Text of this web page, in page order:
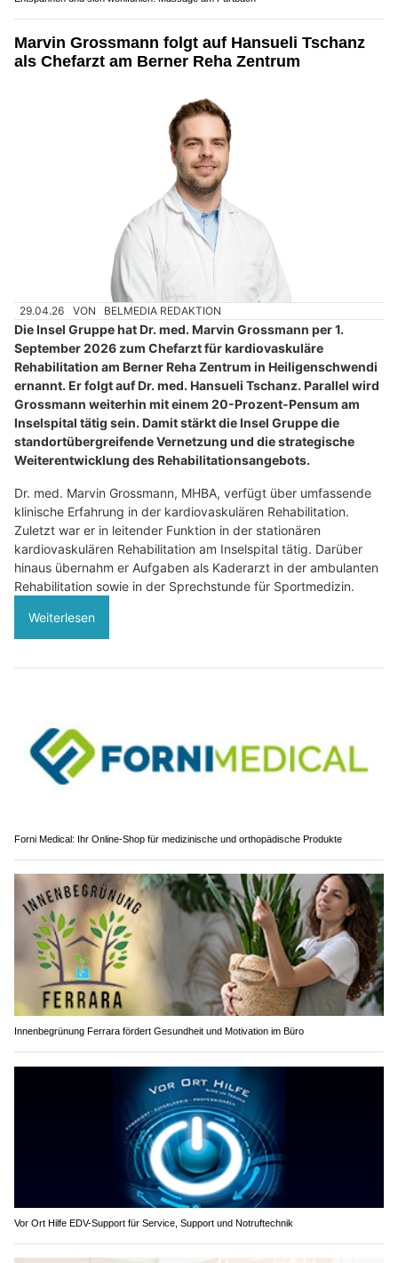
Marvin Grossmann folgt auf Hansueli Tschanz
als Chefarzt am Berner Reha Zentrum
29.04.26 VON BELMEDIA REDAKTION
Die Insel Gruppe hat Dr. med. Marvin Grossmann per 1.
September 2026 zum Chefarzt für kardiovaskuläre
Rehabilitation am Berner Reha Zentrum in Heiligenschwendi
ernannt. Er folgt auf Dr. med. Hansueli Tschanz. Parallel wird
Grossmann weiterhin mit einem 20-Prozent-Pensum am
Inselspital tätig sein. Damit stärkt die Insel Gruppe die
standortübergreifende Vernetzung und die strategische
Weiterentwicklung des Rehabilitationsangebots.
Dr. med. Marvin Grossmann, MHBA, verfügt über umfassende
klinische Erfahrung in der kardiovaskulären Rehabilitation.
Zuletzt war er in leitender Funktion in der stationären
kardiovaskulären Rehabilitation am Inselspital tätig. Darüber
hinaus übernahm er Aufgaben als Kaderarzt in der ambulanten
Rehabilitation sowie in der Sprechstunde für Sportmedizin.
Weiterlesen
Forni Medical: Ihr Online-Shop für medizinische und orthopädische Produkte
Innenbegrünung Ferrara fördert Gesundheit und Motivation im Büro
Vor Ort Hilfe EDV-Support für Service, Support und Notruftechnik